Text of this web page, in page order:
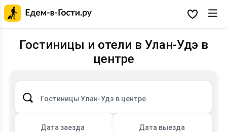
Избранное
Гостиницы и отели в Улан-Удэ в
центре
Гостиницы Улан-Удэ в центре
Дата заезда Дата выезда